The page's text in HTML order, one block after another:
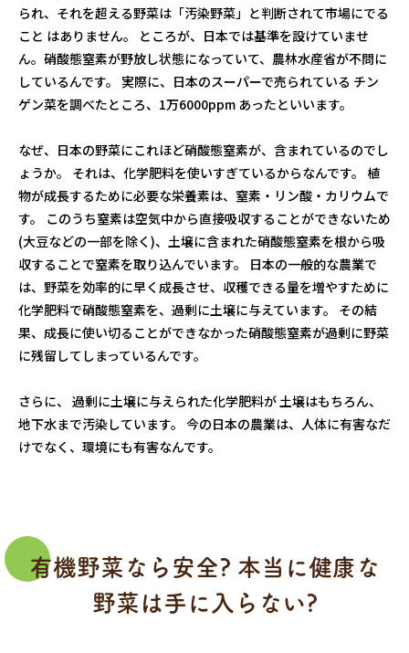
られ、それを超える野菜は「汚染野菜」と判断されて市場にでる
こと はありません。 ところが、日本では基準を設けていませ
ん。硝酸態窒素が野放し状態になっていて、農林水産省が不問に
しているんです。 実際に、日本のスーパーで売られている チン
ゲン菜を調べたところ、1万6000ppm あったといいます。
なぜ、日本の野菜にこれほど硝酸態窒素が、含まれているのでし
ょうか。 それは、化学肥料を使いすぎているからなんです。 植
物が成長するために必要な栄養素は、窒素・リン酸・カリウムで
す。 このうち窒素は空気中から直接吸収することができないため
(大豆などの一部を除く)、土壌に含まれた硝酸態窒素を根から吸
収することで窒素を取り込んでいます。 日本の一般的な農業で
は、野菜を効率的に早く成長させ、収穫できる量を増やすために
化学肥料で硝酸態窒素を、過剰に土壌に与えています。 その結
果、成長に使い切ることができなかった硝酸態窒素が過剰に野菜
に残留してしまっているんです。
さらに、 過剰に土壌に与えられた化学肥料が 土壌はもちろん、
地下水まで汚染しています。 今の日本の農業は、人体に有害なだ
けでなく、環境にも有害なんです。
有機野菜なら安全? 本当に健康な
野菜は手に入らない?